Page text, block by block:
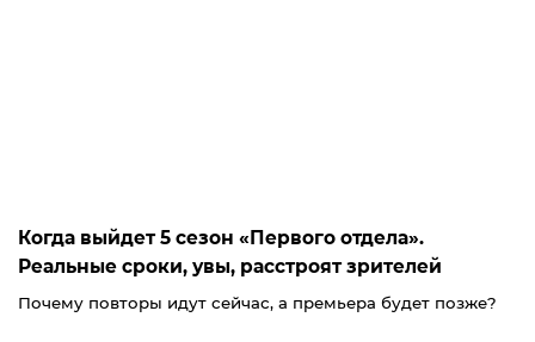
Когда выйдет 5 сезон «Первого отдела».
Реальные сроки, увы, расстроят зрителей
Почему повторы идут сейчас, а премьера будет позже?